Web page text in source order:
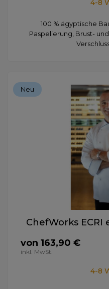
4-8
100 % ägyptische
Paspelierung, Brust-
Neu
ChefWorks ECRI
von 163,90 €
inkl. MwSt.
4-8